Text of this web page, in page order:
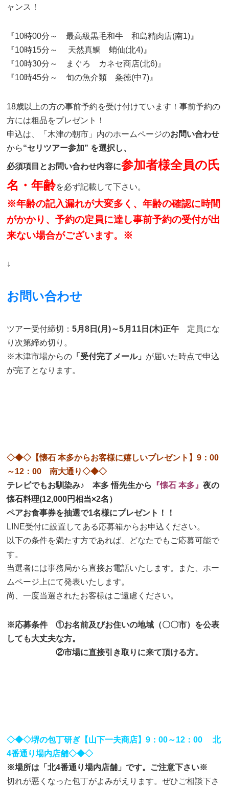
ャンス！
『10時00分～ 最高級黒毛和牛 和島精肉店(南1)』
『10時15分～ 天然真鯛 蛸仙(北4)』
『10時30分～ まぐろ カネセ商店(北6)』
『10時45分～ 旬の魚介類 粂徳(中7)』
18歳以上の方の事前予約を受け付けています！事前予約の
方には粗品をプレゼント！
申込は、「木津の朝市」内のホームページのお問い合わせ
から“セリツアー参加” を選択し、
必須項目とお問い合わせ内容に参加者様全員の氏
名・年齢を必ず記載して下さい。
※年齢の記入漏れが大変多く、年齢の確認に時間
がかかり、予約の定員に達し事前予約の受付が出
来ない場合がございます。※
↓
お問い合わせ
ツアー受付締切：5月8日(月)～5月11日(木)正午 定員にな
り次第締め切り。
※木津市場からの 「受付完了メール」 が届いた時点で申込
が完了となります。
◇◆◇【懐石 本多からお客様に嬉しいプレゼント】9：00
～12：00 南大通り◇◆◇
テレビでもお馴染み♪ 本多 悟先生から
『懐石 本多』夜の
懐石料理(12,000円相当×2名）
ペアお食事券を抽選で1名様にプレゼント！！
LINE受付に設置してある応募箱からお申込ください。
以下の条件を満たす方であれば、どなたでもご応募可能で
す。
当選者には事務局から直接お電話いたします。また、ホー
ムページ上にて発表いたします。
尚、一度当選されたお客様はご遠慮ください。
※応募条件 ①お名前及びお住いの地域（〇〇市）を公表
しても大丈夫な方。
②市場に直接引き取りに来て頂ける方。
◇◆◇堺の包丁研ぎ【山下一夫商店】9：00～12：00 北
4番通り場内店舗◇◆◇
※場所は「北4番通り場内店舗」です。ご注意下さい※
切れが悪くなった包丁がよみがえります。ぜひご相談下さ